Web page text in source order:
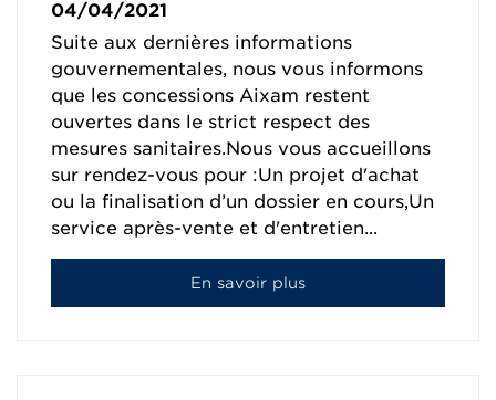
04/04/2021
Suite aux dernières informations
gouvernementales, nous vous informons
que les concessions Aixam restent
ouvertes dans le strict respect des
mesures sanitaires.Nous vous accueillons
sur rendez-vous pour :Un projet d'achat
ou la finalisation d’un dossier en cours,Un
service après-vente et d'entretien...
En savoir plus